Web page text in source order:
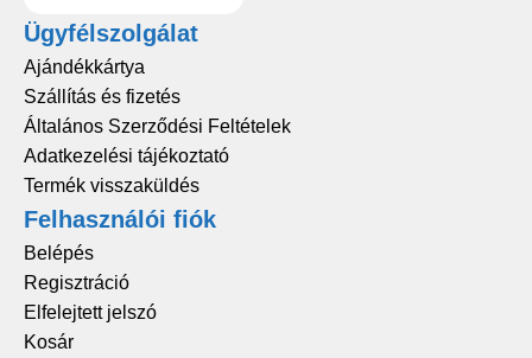
Ügyfélszolgálat
Ajándékkártya
Szállítás és fizetés
Általános Szerződési Feltételek
Adatkezelési tájékoztató
Termék visszaküldés
Felhasználói fiók
Belépés
Regisztráció
Elfelejtett jelszó
Kosár